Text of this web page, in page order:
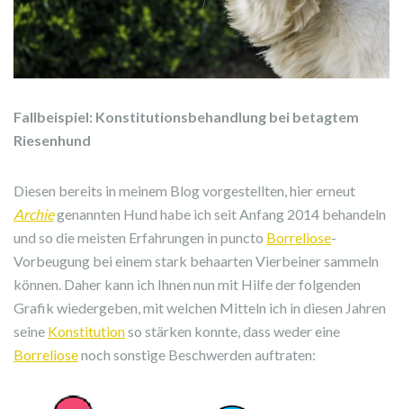
Fallbeispiel: Konstitutionsbehandlung bei betagtem
Riesenhund
Diesen bereits in meinem Blog vorgestellten, hier erneut
Archiegenannten Hund habe ich seit Anfang 2014 behandeln
und so die meisten Erfahrungen in puncto Borreliose-
Vorbeugung bei einem stark behaarten Vierbeiner sammeln
können. Daher kann ich Ihnen nun mit Hilfe der folgenden
Grafik wiedergeben, mit welchen Mitteln ich in diesen Jahren
seine Konstitutionso stärken konnte, dass weder eine
Borreliosenoch sonstige Beschwerden auftraten: